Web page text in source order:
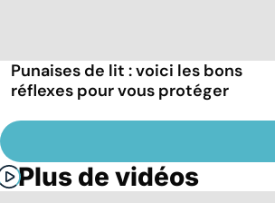
Punaises de lit : voici les bons
réflexes pour vous protéger
Plus de vidéos